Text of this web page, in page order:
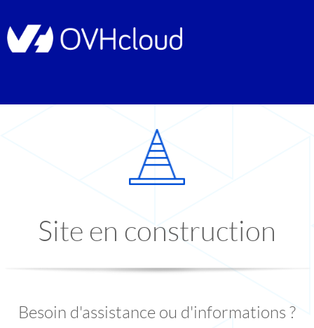
Site en construction
Besoin d'assistance ou d'informations ?